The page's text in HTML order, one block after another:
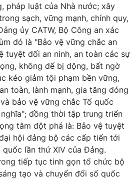
pháp luật của Nhà nước; xây
sạch, vững mạnh, chính quy,
ủy CATW, Bộ Công an xác
đó là "Bảo vệ vững chắc an
tuyệt đối an ninh, an toàn các sự
không để bị động, bất ngờ
kéo giảm tội phạm bền vững,
toàn, lành mạnh, gia tăng đóng
bảo vệ vững chắc Tổ quốc
đồng thời tập trung triển
tâm đột phá là: Bảo vệ tuyệt
hội đảng bộ các cấp tiến tới
lần thứ XIV của Đảng.
tiếp tục tinh gọn tổ chức bộ
tạo và chuyển đổi số quốc